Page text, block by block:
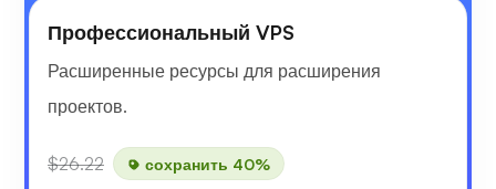
Профессиональный VPS
Расширенные ресурсы для расширения
проектов.
$26.22 сохранить 40%